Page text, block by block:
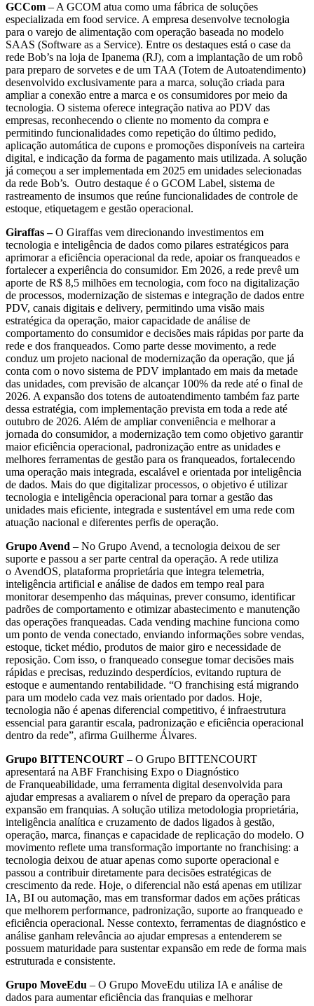
GCCom – A GCOM atua como uma fábrica de soluções
especializada em food service. A empresa desenvolve tecnologia
para o varejo de alimentação com operação baseada no modelo
SAAS (Software as a Service). Entre os destaques está o case da
rede Bob’s na loja de Ipanema (RJ), com a implantação de um robô
para preparo de sorvetes e de um TAA (Totem de Autoatendimento)
desenvolvido exclusivamente para a marca, solução criada para
ampliar a conexão entre a marca e os consumidores por meio da
tecnologia. O sistema oferece integração nativa ao PDV das
empresas, reconhecendo o cliente no momento da compra e
permitindo funcionalidades como repetição do último pedido,
aplicação automática de cupons e promoções disponíveis na carteira
digital, e indicação da forma de pagamento mais utilizada. A solução
já começou a ser implementada em 2025 em unidades selecionadas
da rede Bob’s. Outro destaque é o GCOM Label, sistema de
rastreamento de insumos que reúne funcionalidades de controle de
estoque, etiquetagem e gestão operacional.
Giraffas –O Giraffas vem direcionando investimentos em
tecnologia e inteligência de dados como pilares estratégicos para
aprimorar a eficiência operacional da rede, apoiar os franqueados e
fortalecer a experiência do consumidor. Em 2026, a rede prevê um
aporte de R$ 8,5 milhões em tecnologia, com foco na digitalização
de processos, modernização de sistemas e integração de dados entre
PDV, canais digitais e delivery, permitindo uma visão mais
estratégica da operação, maior capacidade de análise de
comportamento do consumidor e decisões mais rápidas por parte da
rede e dos franqueados. Como parte desse movimento, a rede
conduz um projeto nacional de modernização da operação, que já
conta com o novo sistema de PDV implantado em mais da metade
das unidades, com previsão de alcançar 100% da rede até o final de
2026. A expansão dos totens de autoatendimento também faz parte
dessa estratégia, com implementação prevista em toda a rede até
outubro de 2026. Além de ampliar conveniência e melhorar a
jornada do consumidor, a modernização tem como objetivo garantir
maior eficiência operacional, padronização entre as unidades e
melhores ferramentas de gestão para os franqueados, fortalecendo
uma operação mais integrada, escalável e orientada por inteligência
de dados. Mais do que digitalizar processos, o objetivo é utilizar
tecnologia e inteligência operacional para tornar a gestão das
unidades mais eficiente, integrada e sustentável em uma rede com
atuação nacional e diferentes perfis de operação.
Grupo Avend – No Grupo Avend, a tecnologia deixou de ser
suporte e passou a ser parte central da operação. A rede utiliza
o AvendOS, plataforma proprietária que integra telemetria,
inteligência artificial e análise de dados em tempo real para
monitorar desempenho das máquinas, prever consumo, identificar
padrões de comportamento e otimizar abastecimento e manutenção
das operações franqueadas. Cada vending machine funciona como
um ponto de venda conectado, enviando informações sobre vendas,
estoque, ticket médio, produtos de maior giro e necessidade de
reposição. Com isso, o franqueado consegue tomar decisões mais
rápidas e precisas, reduzindo desperdícios, evitando ruptura de
estoque e aumentando rentabilidade. “O franchising está migrando
para um modelo cada vez mais orientado por dados. Hoje,
tecnologia não é apenas diferencial competitivo, é infraestrutura
essencial para garantir escala, padronização e eficiência operacional
dentro da rede”, afirma Guilherme Álvares.
Grupo BITTENCOURT – O Grupo BITTENCOURT
apresentará na ABF Franchising Expo o Diagnóstico
de Franqueabilidade, uma ferramenta digital desenvolvida para
ajudar empresas a avaliarem o nível de preparo da operação para
expansão em franquias. A solução utiliza metodologia proprietária,
inteligência analítica e cruzamento de dados ligados à gestão,
operação, marca, finanças e capacidade de replicação do modelo. O
movimento reflete uma transformação importante no franchising: a
tecnologia deixou de atuar apenas como suporte operacional e
passou a contribuir diretamente para decisões estratégicas de
crescimento da rede. Hoje, o diferencial não está apenas em utilizar
IA, BI ou automação, mas em transformar dados em ações práticas
que melhorem performance, padronização, suporte ao franqueado e
eficiência operacional. Nesse contexto, ferramentas de diagnóstico e
análise ganham relevância ao ajudar empresas a entenderem se
possuem maturidade para sustentar expansão em rede de forma mais
estruturada e consistente.
Grupo MoveEdu – O Grupo MoveEdu utiliza IA e análise de
dados para aumentar eficiência das franquias e melhorar